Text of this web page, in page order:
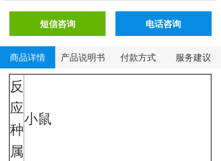
短信咨询 电话咨询
商品详情 产品说明书 付款方式 服务建议
反
应
种
属
小鼠